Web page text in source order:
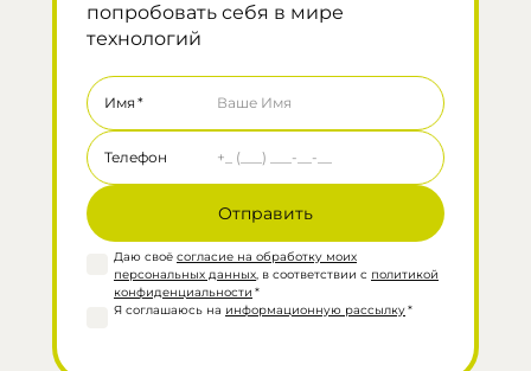
попробовать себя в мире
технологий
Имя *
Телефон
Даю своё согласие на обработку моих
персональных данных, в соответствии с политикой
конфиденциальности *
Я соглашаюсь на информационную рассылку*